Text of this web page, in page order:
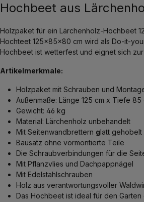
Hochbeet aus
Holzpaket für ein Lärchenholz-Hochbeet
Hochteet 125x85x80 cm wird als Do-it-
Hochbeet ist wetterfest und eignet sich
Artikelmerkmale:
Holzpaket mit Schrauben und
Außenmaße: Länge 125 cm x Tiefe
Gewicht: 46 kg
Material: Lärchenholz unbehandelt
Mit Seitenwandbrettern glatt gehobelt
Bausatz ohne vormontierte Teile
Die Schraubverbindungen für die
Mit Pflanzvlies und Dachpappnägel
Mit Edelstahlschrauben
Holz aus verantwortungsvoller
Das Hochbeet ist ideal für den